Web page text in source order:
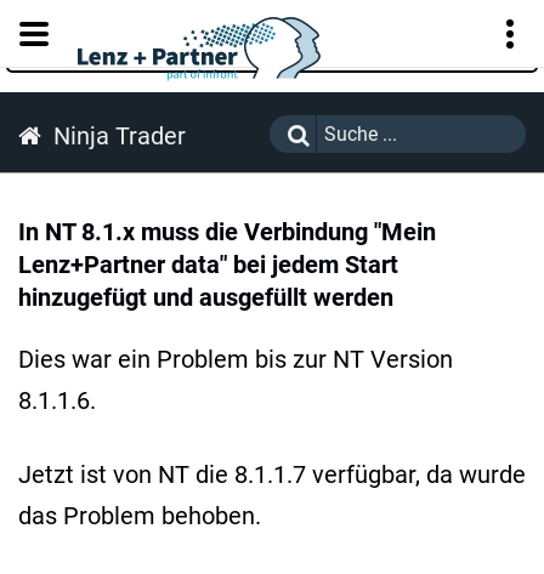
KUNDENPORTAL
Ninja Trader
In NT 8.1.x muss die Verbindung "Mein
Lenz+Partner data" bei jedem Start
hinzugefügt und ausgefüllt werden
Dies war ein Problem bis zur NT Version
8.1.1.6.
Jetzt ist von NT die 8.1.1.7 verfügbar, da wurde
das Problem behoben.